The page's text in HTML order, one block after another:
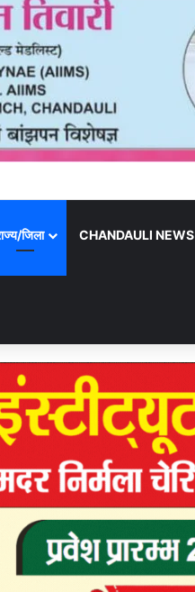
जिला CHANDAULI NEWS